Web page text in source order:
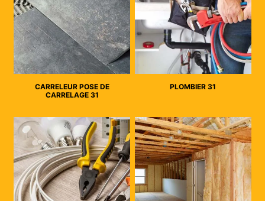
CARRELEUR POSE DE
CARRELAGE 31
PLOMBIER 31